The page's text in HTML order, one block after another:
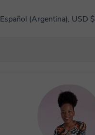
Español (Argentina), USD $